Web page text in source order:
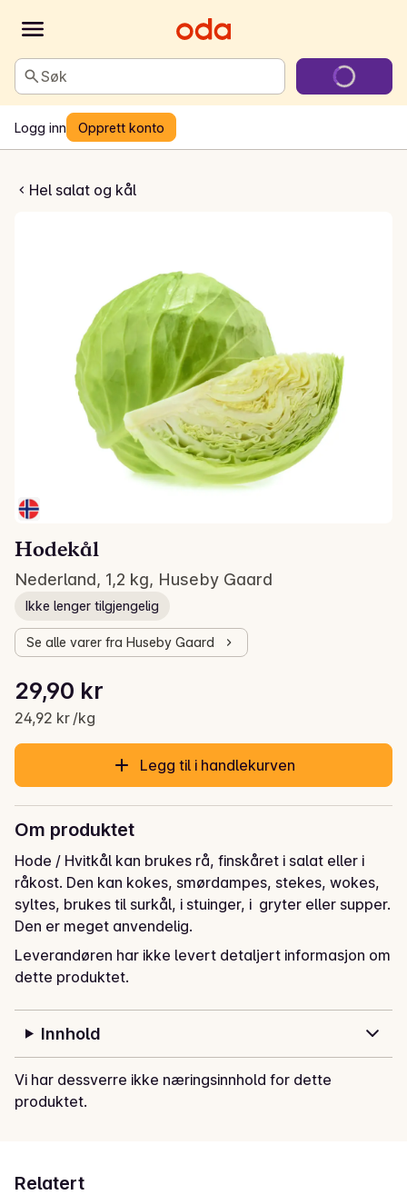
Søk
Logg inn Opprett konto
Hel salat og kål
Hodekål
Nederland, 1,2 kg, Huseby Gaard
Ikke lenger tilgjengelig
Se alle varer fra Huseby Gaard
Gjeldende pris er: 29,90 kr
29,90 kr
24,92 kr /kg
Stykkpris: 24,92 kr /kg
Legg til i handlekurven
Om produktet
Hode / Hvitkål kan brukes rå, finskåret i salat eller i
råkost. Den kan kokes, smørdampes, stekes, wokes,
syltes, brukes til surkål, i stuinger, i  gryter eller supper.
Den er meget anvendelig.
Leverandøren har ikke levert detaljert informasjon om
dette produktet.
Innhold
Vi har dessverre ikke næringsinnhold for dette
produktet.
Relatert